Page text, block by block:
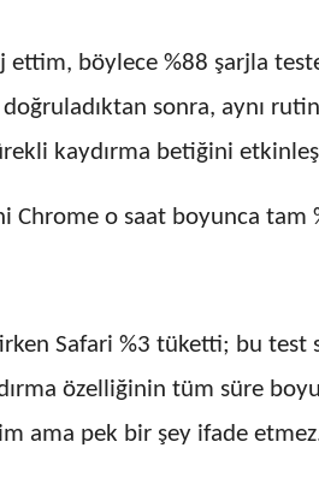
böylece %88 şarjla
sonra, aynı
kaydırma betiğini
o saat boyunca tam
Safari %3 tüketti; bu test
özelliğinin tüm süre
ama pek bir şey ifade